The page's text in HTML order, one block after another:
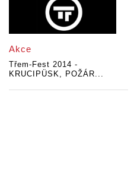
Akce
Třem-Fest 2014 -
KRUCIPÜSK, POŽÁR...